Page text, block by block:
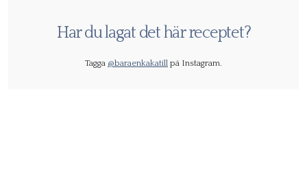
Har du lagat det här receptet?
Tagga @baraenkakatill på Instagram.